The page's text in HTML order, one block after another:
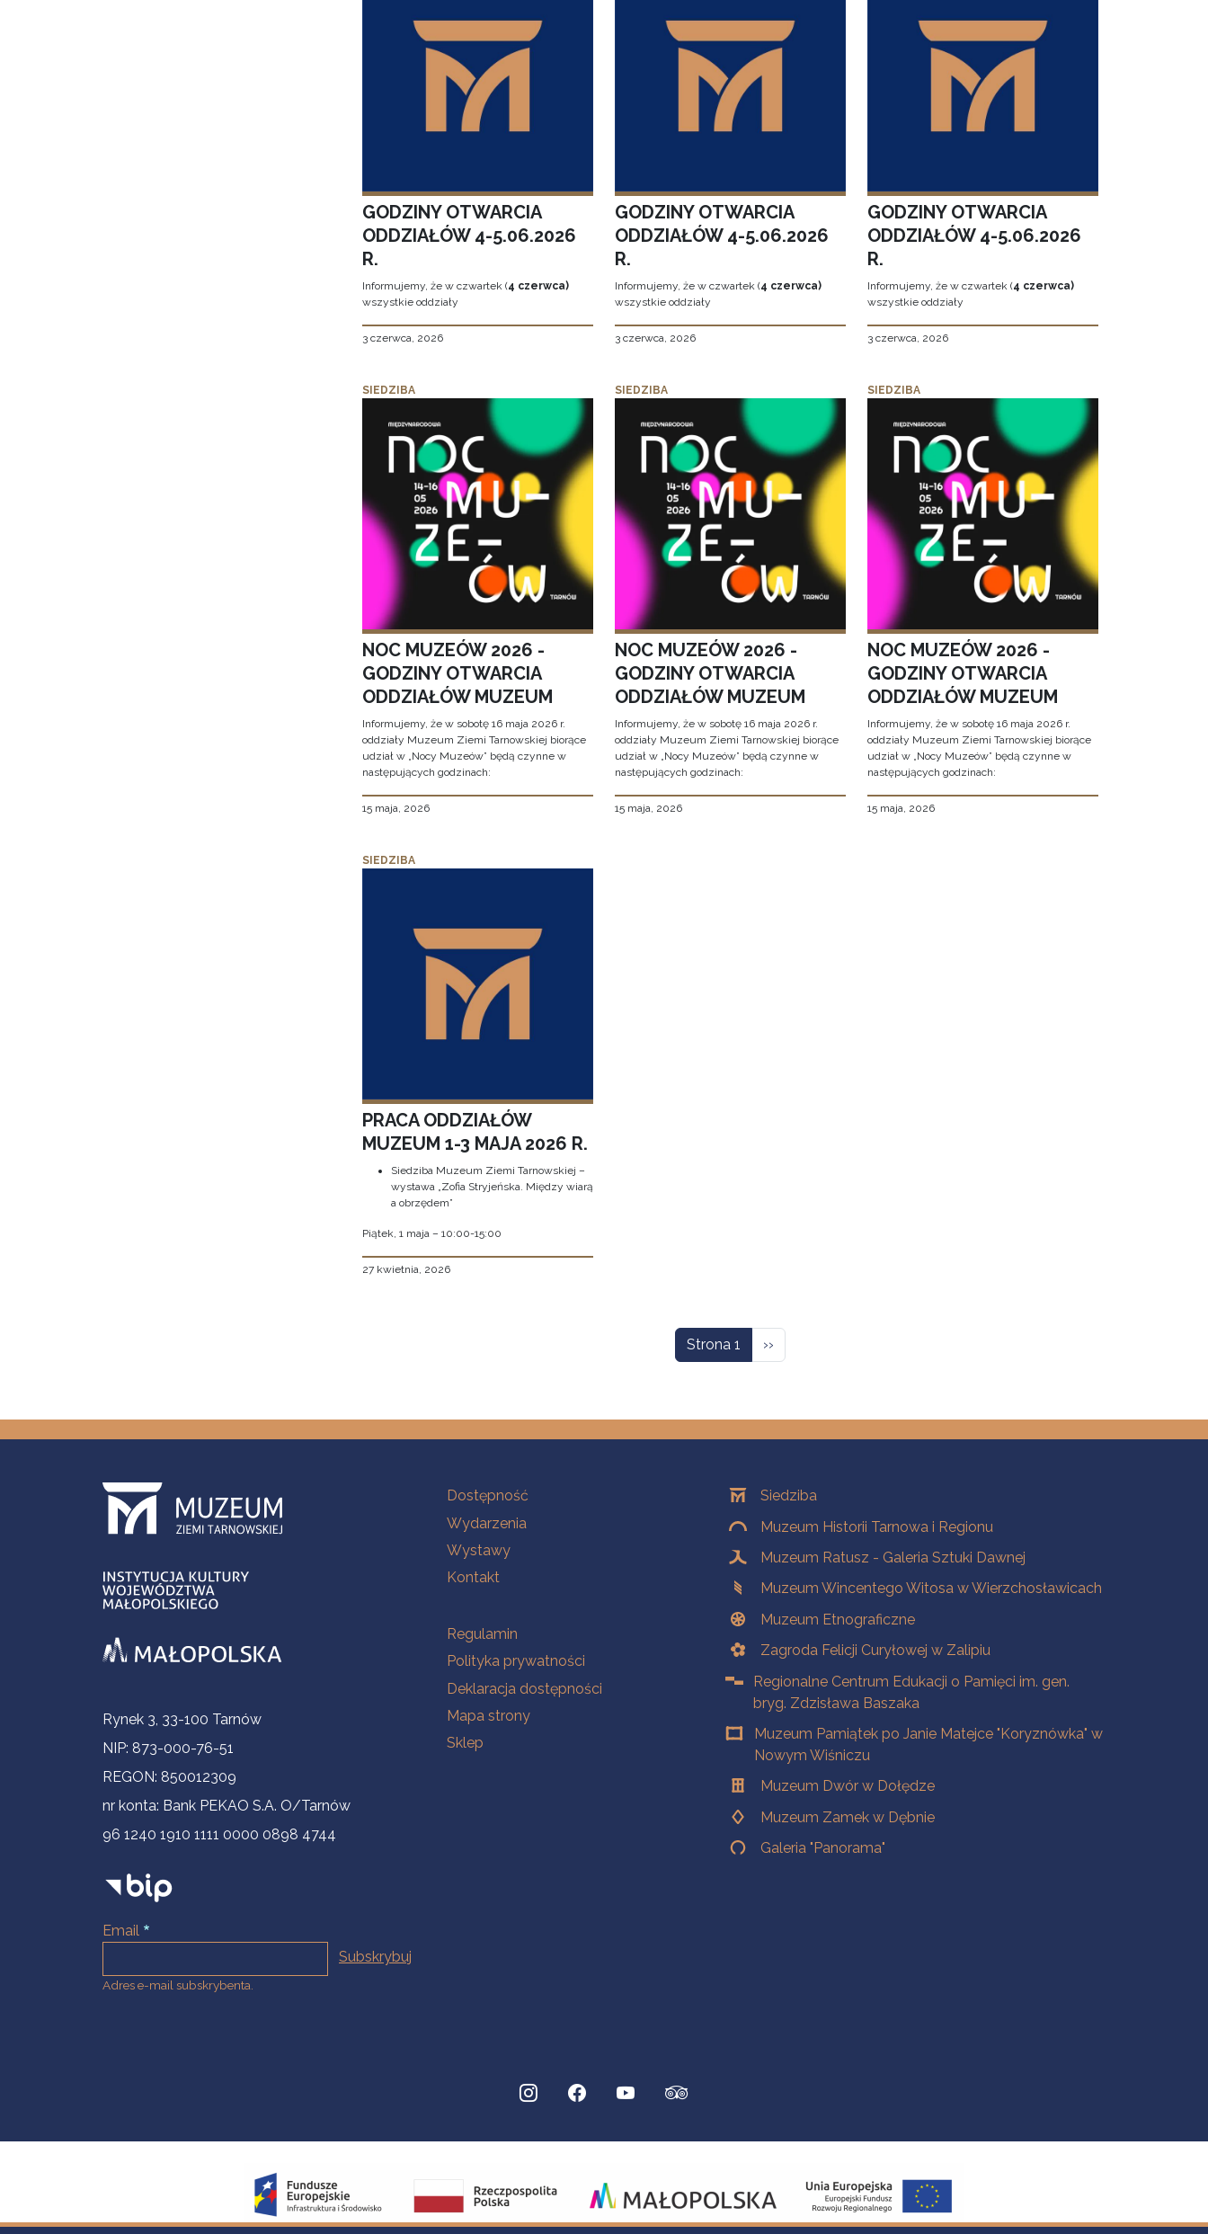
GODZINY OTWARCIA
ODDZIAŁÓW 4-5.06.2026
R.
Informujemy, że w czwartek (4 czerwca)
wszystkie oddziały
3 czerwca, 2026
GODZINY OTWARCIA
ODDZIAŁÓW 4-5.06.2026
R.
Informujemy, że w czwartek (4 czerwca)
wszystkie oddziały
3 czerwca, 2026
GODZINY OTWARCIA
ODDZIAŁÓW 4-5.06.2026
R.
Informujemy, że w czwartek (4 czerwca)
wszystkie oddziały
3 czerwca, 2026
SIEDZIBA
NOC MUZEÓW 2026 -
GODZINY OTWARCIA
ODDZIAŁÓW MUZEUM
Informujemy, że w sobotę 16 maja 2026 r.
oddziały Muzeum Ziemi Tarnowskiej biorące
udział w „Nocy Muzeów” będą czynne w
następujących godzinach:
15 maja, 2026
SIEDZIBA
NOC MUZEÓW 2026 -
GODZINY OTWARCIA
ODDZIAŁÓW MUZEUM
Informujemy, że w sobotę 16 maja 2026 r.
oddziały Muzeum Ziemi Tarnowskiej biorące
udział w „Nocy Muzeów” będą czynne w
następujących godzinach:
15 maja, 2026
SIEDZIBA
NOC MUZEÓW 2026 -
GODZINY OTWARCIA
ODDZIAŁÓW MUZEUM
Informujemy, że w sobotę 16 maja 2026 r.
oddziały Muzeum Ziemi Tarnowskiej biorące
udział w „Nocy Muzeów” będą czynne w
następujących godzinach:
15 maja, 2026
SIEDZIBA
PRACA ODDZIAŁÓW
MUZEUM 1-3 MAJA 2026 R.
Siedziba Muzeum Ziemi Tarnowskiej –
wystawa „Zofia Stryjeńska. Między wiarą
a obrzędem”
Piątek, 1 maja – 10:00-15:00
27 kwietnia, 2026
Strona 1 Następna strona
››
Informacje kontaktowe
Rynek 3, 33-100 Tarnów
NIP: 873-000-76-51
REGON: 850012309
nr konta: Bank PEKAO S.A. O/Tarnów
96 1240 1910 1111 0000 0898 4744
Email
Adres e-mail subskrybenta.
Na skróty
Dostępność
Wydarzenia
Wystawy
Kontakt
Na skróty
Regulamin
Polityka prywatności
Deklaracja dostępności
Mapa strony
Sklep
OddziałySiedziba
Muzeum Historii Tarnowa i Regionu
Muzeum Ratusz - Galeria Sztuki Dawnej
Muzeum Wincentego Witosa w Wierzchosławicach
Muzeum Etnograficzne
Zagroda Felicji Curyłowej w Zalipiu
Regionalne Centrum Edukacji o Pamięci im. gen.
bryg. Zdzisława Baszaka
Muzeum Pamiątek po Janie Matejce "Koryznówka" w
Nowym Wiśniczu
Muzeum Dwór w Dołędze
Muzeum Zamek w Dębnie
Galeria "Panorama"